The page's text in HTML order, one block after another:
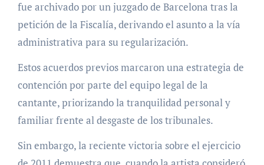
fue archivado por un juzgado de Barcelona tras la
petición de la Fiscalía, derivando el asunto a la vía
administrativa para su regularización.
Estos acuerdos previos marcaron una estrategia de
contención por parte del equipo legal de la
cantante, priorizando la tranquilidad personal y
familiar frente al desgaste de los tribunales.
Sin embargo, la reciente victoria sobre el ejercicio